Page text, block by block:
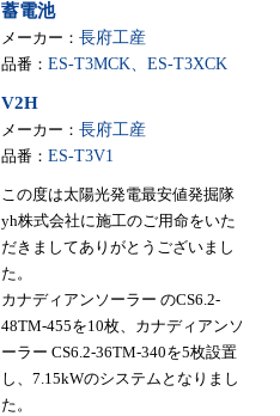
蓄電池
メーカー： 長府工産
品番： ES-T3MCK、ES-T3XCK
V2H
メーカー： 長府工産
品番： ES-T3V1
この度は太陽光発電最安値発掘隊
yh株式会社に施工のご用命をいた
だきましてありがとうございまし
た。
カナディアンソーラー のCS6.2-
48TM-455を10枚、カナディアンソ
ーラー CS6.2-36TM-340を5枚設置
し、7.15kWのシステムとなりまし
た。